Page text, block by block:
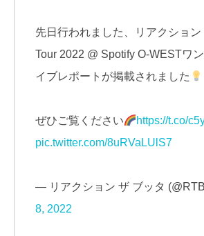
先日行われました、リアクション
Tour 2022 @ Spotify O-WESTワ
イブレポートが掲載されました
ぜひご覧ください
https://t.co/
pic.twitter.com/8uRVaLUlS7
— リアクション ザ ブッタ
8, 2022